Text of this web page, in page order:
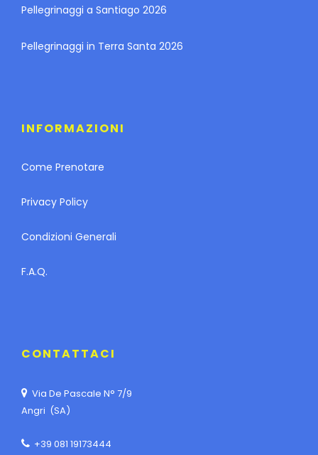
Pellegrinaggi a Santiago 2026
Pellegrinaggi in Terra Santa 2026
INFORMAZIONI
Come Prenotare
Privacy Policy
Condizioni Generali
F.A.Q.
CONTATTACI
Via De Pascale N° 7/9
Angri (SA)
+39 081 19173444